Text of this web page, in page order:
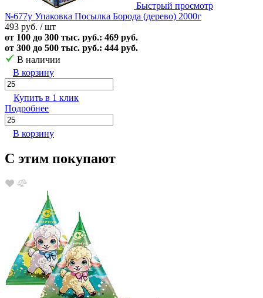
Быстрый просмотр
№677у Упаковка Посылка Борода (дерево) 2000г
493 руб. / шт
от 100 до 300 тыс. руб.: 469 руб.
от 300 до 500 тыс. руб.: 444 руб.
В наличии
В корзину
Купить в 1 клик
Подробнее
В корзину
С этим покупают